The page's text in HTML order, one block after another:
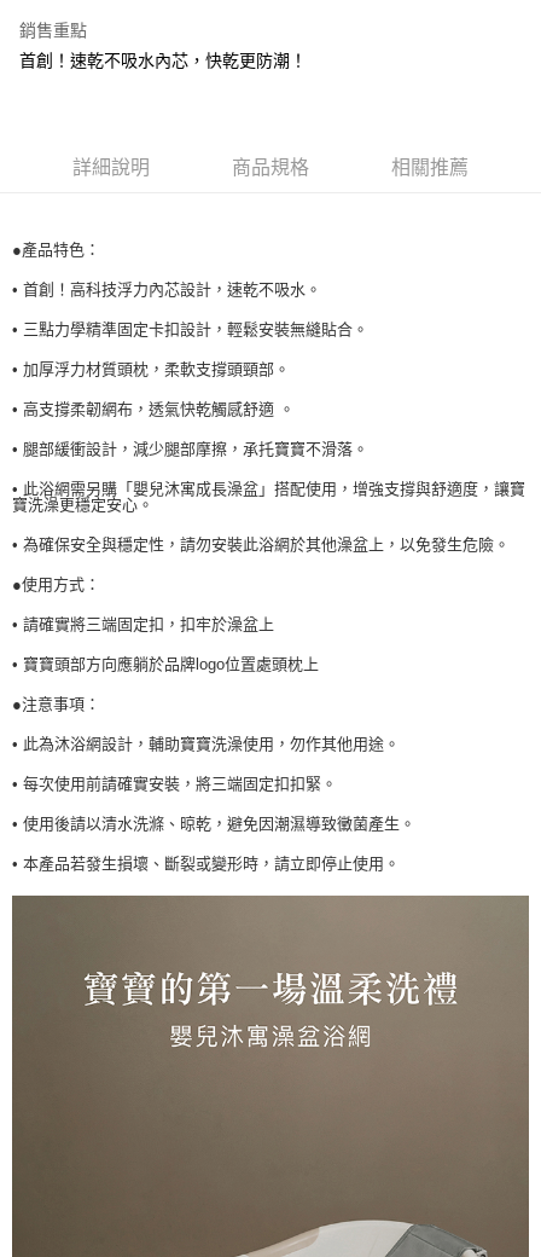
資料（包含姓名、電話或地址）提供予台灣大哥大進項蒐集、處理及利用，
3.完整用戶服務條款，請詳閱以下連結：https://oppay.tw/userRule
是否繳費成功／繳費後需取消欲退款等相關疑問，請聯繫「AFTEE先享後付
客戶支援中心」https://netprotections.freshdesk.com/support/home
權轉讓予恩沛科技股份有限公司。
「AFTEE先享後付」，若未經同意申辦者引起之損失，本公司不負相關責
４．使用「AFTEE先享後付」時，將依據個別帳號之用戶狀況，依本公司即
請求用戶進行身份認證。
５．嚴禁一人註冊多個帳號或使用他人資訊註冊。若發現惡意使用之情形，
恩沛科技股份有限公司將有權停止該用戶之使用額度並採取法律行動。
每筆NT$100，滿NT$1,000(含以上)免運費
銷售重點
首創！速乾不吸水內芯，快乾更防潮！
詳細說明 商品規格 相關推薦
●產品特色：
• 首創！高科技浮力內芯設計，速乾不吸水。
• 三點力學精準固定卡扣設計，輕鬆安裝無縫貼合。
• 加厚浮力材質頭枕，柔軟支撐頭頸部。
• 高支撐柔韌網布，透氣快乾觸感舒適 。
• 腿部緩衝設計，減少腿部摩擦，承托寶寶不滑落。
• 此浴網需另購「嬰兒沐寓成長澡盆」搭配使用，增強支撐與舒適度，讓寶
寶洗澡更穩定安心。
• 為確保安全與穩定性，請勿安裝此浴網於其他澡盆上，以免發生危險。
●使用方式：
• 請確實將三端固定扣，扣牢於澡盆上
• 寶寶頭部方向應躺於品牌logo位置處頭枕上
●注意事項：
• 此為沐浴網設計，輔助寶寶洗澡使用，勿作其他用途。
• 每次使用前請確實安裝，將三端固定扣扣緊。
• 使用後請以清水洗滌、晾乾，避免因潮濕導致黴菌產生。
• 本產品若發生損壞、斷裂或變形時，請立即停止使用。